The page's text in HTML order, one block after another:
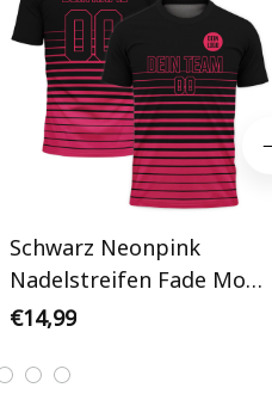
Schwarz Neonpink
Nadelstreifen Fade Mode
Personalisiertes
€14,99